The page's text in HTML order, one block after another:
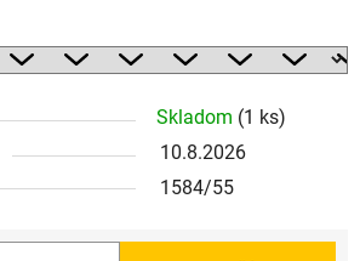
Skladom (1 ks)
10.8.2026
1584/55